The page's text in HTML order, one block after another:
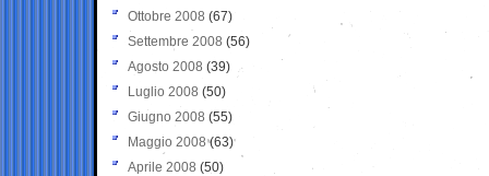
Ottobre 2008 (67)
Settembre 2008 (56)
Agosto 2008 (39)
Luglio 2008 (50)
Giugno 2008 (55)
Maggio 2008(63)
Aprile 2008 (50)